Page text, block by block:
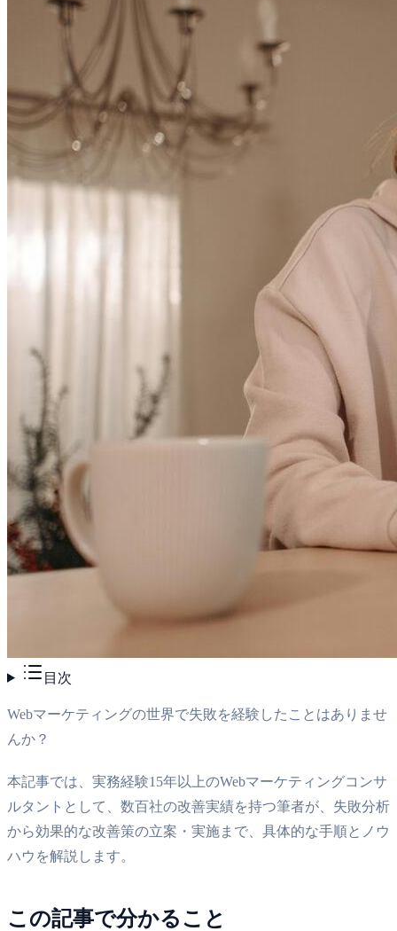
目次
Webマーケティングの世界で失敗を経験したことはありませ
んか？
本記事では、実務経験15年以上のWebマーケティングコンサ
ルタントとして、数百社の改善実績を持つ筆者が、失敗分析
から効果的な改善策の立案・実施まで、具体的な手順とノウ
ハウを解説します。
この記事で分かること